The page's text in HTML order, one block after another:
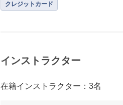
自分の体の動きを見ることで
プロセス3：課題の確認・目標
目標があれば練習の効率も上が
インストラクターとじっくり
クレジットカード
インストラクター
在籍インストラクター：3名